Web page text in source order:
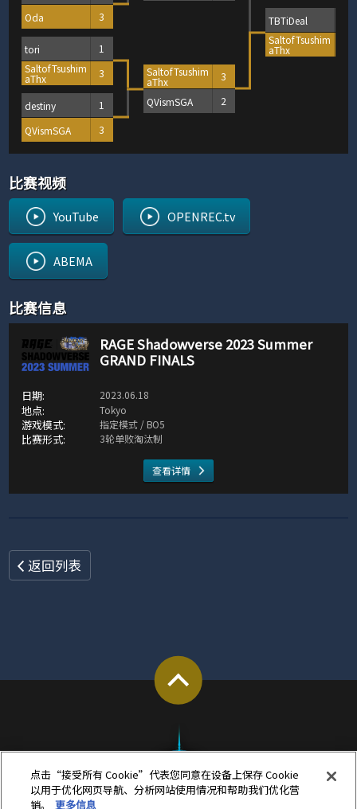
Oda
3
tori
1
SaltofTsushim
aThx 3
destiny
1
QVismSGA
3
SaltofTsushim
aThx
3
QVismSGA
2
TBTiDeal
SaltofTsushim
aThx
比赛视频
YouTube OPENREC.tv
ABEMA
比赛信息
RAGE Shadowverse 2023 Summer
GRAND FINALS
2023.06.18
Tokyo
指定模式 / BO5
3轮单败淘汰制
查看详情
返回列表
点击“接受所有 Cookie”代表您同意在设备上保存 Cookie
以用于优化网页导航、分析网站使用情况和帮助我们优化营
销。
更多信息